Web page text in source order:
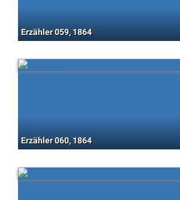
Erzähler 059, 1864
Erzähler 060, 1864